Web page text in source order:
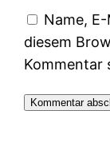
Name,
diesem
Kommentar